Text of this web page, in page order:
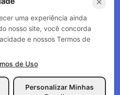
Sobre Nós
Contacto
reservados.
de Uso Política de Reembolso
uma experiência ainda
nosso site, você concorda
e nossos Termos de
de Uso
Personalizar Minhas